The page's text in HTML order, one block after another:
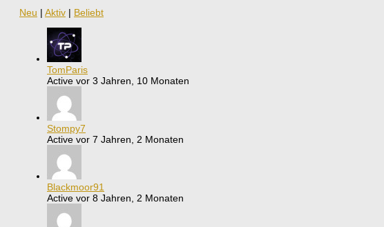
Neu | Aktiv | Beliebt
TomParis
Active vor 3 Jahren, 10 Monaten
Stompy7
Active vor 7 Jahren, 2 Monaten
Blackmoor91
Active vor 8 Jahren, 2 Monaten